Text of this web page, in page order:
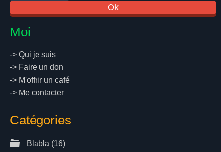
Moi
-> Qui je suis
-> Faire un don
-> M'offrir un café
-> Me contacter
Catégories
Blabla (16)